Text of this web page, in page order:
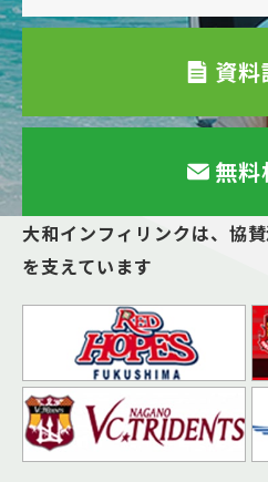
資
無料
大和インフィリンクは、 協
を支えています